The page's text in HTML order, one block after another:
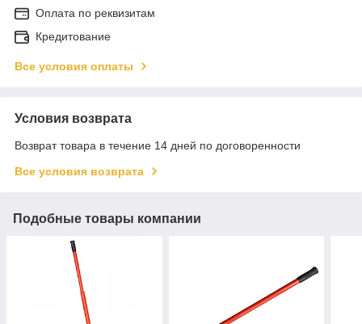
Оплата по реквизитам
Кредитование
Все условия оплаты
Условия возврата
Возврат товара в течение 14 дней по договоренности
Все условия возврата
Подобные товары компании